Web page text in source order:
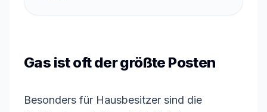
Gas ist oft der größte Posten
Besonders für Hausbesitzer sind die